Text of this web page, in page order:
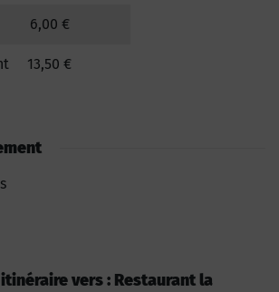
6,00 €
13,50 €
vers : Restaurant la